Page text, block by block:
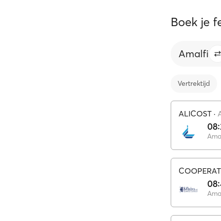
Boek je
Amalfi
Vertrektijd
ALICOST ·